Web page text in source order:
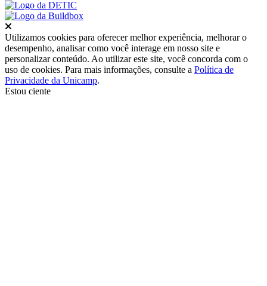
Utilizamos cookies para oferecer melhor experiência, melhorar o
desempenho, analisar como você interage em nosso site e
personalizar conteúdo. Ao utilizar este site, você concorda com o
uso de cookies. Para mais informações, consulte a Política de
Privacidade da Unicamp.
Estou ciente